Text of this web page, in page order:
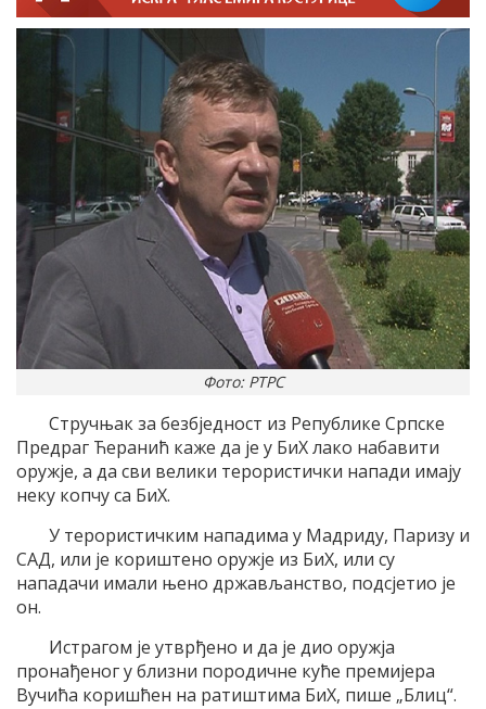
Фото: РТРС
Стручњак за безбједност из Републике Српске
Предраг Ћеранић каже да је у БиХ лако набавити
оружје, а да сви велики терористички напади имају
неку копчу са БиХ.
У терористичким нападима у Мадриду, Паризу и
САД, или је кориштено оружје из БиХ, или су
нападачи имали њено држављанство, подсјетио је
он.
Истрагом је утврђено и да је дио оружја
пронађеног у близни породичне куће премијера
Вучића коришћен на ратиштима БиХ, пише „Блиц“.